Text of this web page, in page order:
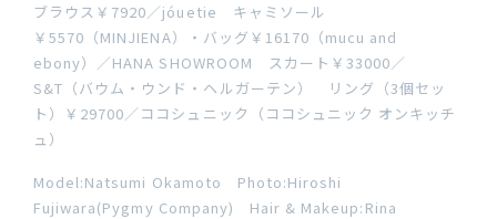
ブラウス￥7920／jóuetie キャミソール
￥5570（MINJIENA）・バッグ￥16170（mucu and
ebony）／HANA SHOWROOM スカート￥33000／
S&T（バウム・ウンド・ヘルガーテン） リング（3個セッ
ト）￥29700／ココシュニック（ココシュニック オンキッチ
ュ）
Model:Natsumi Okamoto Photo:Hiroshi
Fujiwara(Pygmy Company) Hair & Makeup:Rina